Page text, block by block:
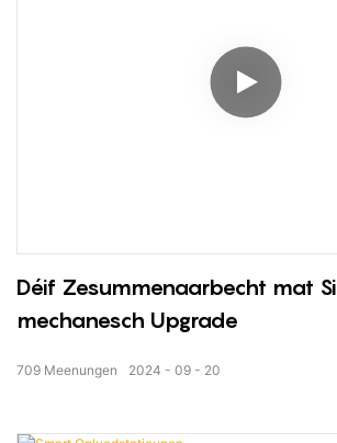
Déif Zesummenaarbecht mat
mechanesch Upgrade
2024 09 20
709 Meenungen